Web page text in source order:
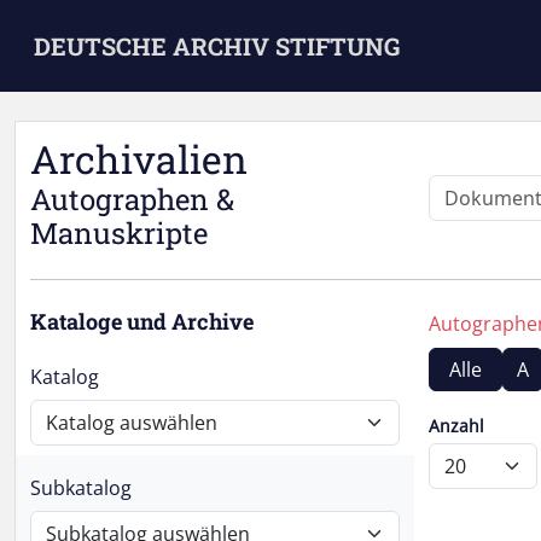
DEUTSCHE ARCHIV STIFTUNG
Archivalien
Autographen &
Manuskripte
Kataloge und Archive
Katalog
Subkatalog
Alle
A
Anzahl